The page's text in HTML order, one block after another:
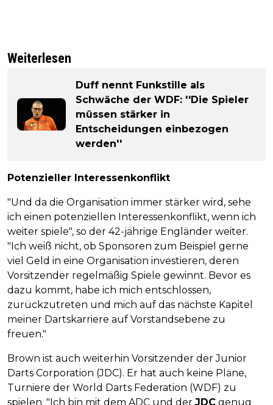
Weiterlesen
Duff nennt Funkstille als
Schwäche der WDF: ''Die Spieler
müssen stärker in
Entscheidungen einbezogen
werden''
Potenzieller Interessenkonflikt
"Und da die Organisation immer stärker wird, sehe
ich einen potenziellen Interessenkonflikt, wenn ich
weiter spiele", so der 42-jährige Engländer weiter.
"Ich weiß nicht, ob Sponsoren zum Beispiel gerne
viel Geld in eine Organisation investieren, deren
Vorsitzender regelmäßig Spiele gewinnt. Bevor es
dazu kommt, habe ich mich entschlossen,
zurückzutreten und mich auf das nächste Kapitel
meiner Dartskarriere auf Vorstandsebene zu
freuen."
Brown ist auch weiterhin Vorsitzender der Junior
Darts Corporation (JDC). Er hat auch keine Pläne,
Turniere der World Darts Federation (WDF) zu
spielen. "Ich bin mit dem ADC und der JDC genug